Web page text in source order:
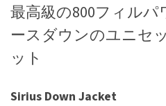
Sirius Down Jacket
最高級の800フィル
ースダウンのユニセ
ット